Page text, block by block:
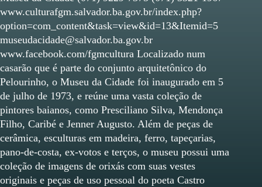
www.culturafgm.salvador.ba.gov.br/index.php?
option=com_content&task=view&id=13&Itemid=5
museudacidade@salvador.ba.gov.br
www.facebook.com/fgmcultura Localizado num
casarão que é parte do conjunto arquitetônico do
Pelourinho, o Museu da Cidade foi inaugurado em 5
de julho de 1973, e reúne uma vasta coleção de
pintores baianos, como Presciliano Silva, Mendonça
Filho, Caribé e Jenner Augusto. Além de peças de
cerâmica, esculturas em madeira, ferro, tapeçarias,
pano-de-costa, ex-votos e terços, o museu possui uma
coleção de imagens de orixás com suas vestes
originais e peças de uso pessoal do poeta Castro